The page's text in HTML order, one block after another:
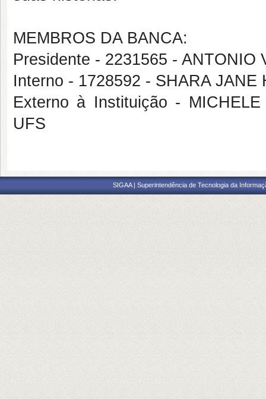
MEMBROS DA BANCA:
Presidente - 2231565 - ANTONIO
Interno - 1728592 - SHARA JANE
Externo à Instituição -
UFS
SIGAA | Superintendência de Tecnologia da